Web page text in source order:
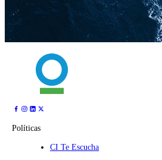
Políticas
CI Te Escucha